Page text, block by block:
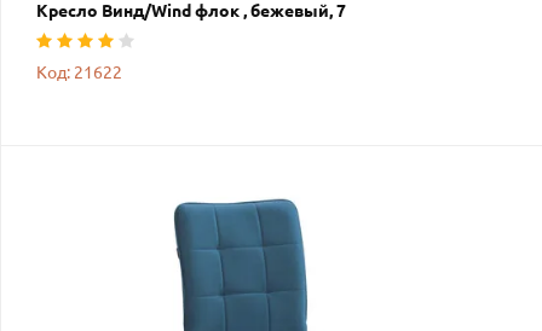
Кресло Винд/Wind флок , бежевый, 7
Код: 21622